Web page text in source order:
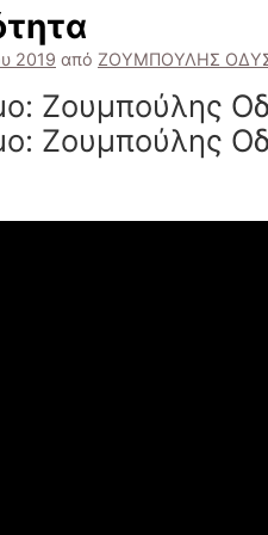
2019 από ΖΟΥΜΠΟΥΛΗΣ
Ζουμπούλης
Ζουμπούλης